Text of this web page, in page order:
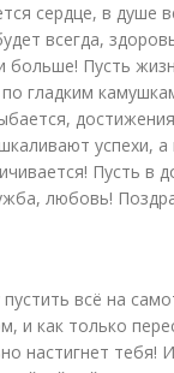
сердце, в душе
всегда,
больше! Пусть
гладким
успехи, а
Пусть в
любовь!
всё на
и как только
настигнет тебя!